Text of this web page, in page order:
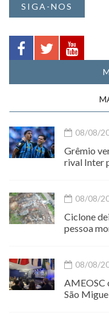
SIGA-NOS
08/08/
Grêmio
rival Inter
08/08/
Ciclone
pessoa
08/08/
AMEOSC
São